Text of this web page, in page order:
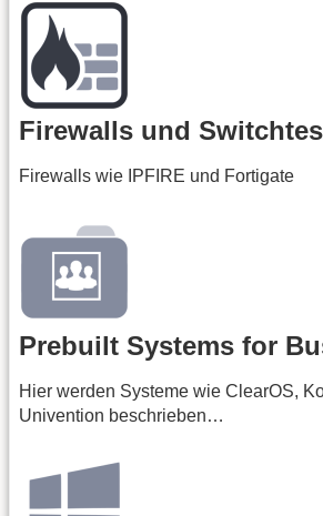
Firewalls und
Firewalls wie IPFIRE und Fortigate
Prebuilt Systems for
Hier werden Systeme wie ClearOS,
Univention beschrieben…